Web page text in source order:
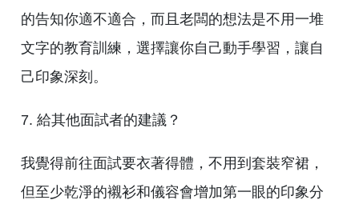
的告知你適不適合，而且老闆的想法是不用一堆
文字的教育訓練，選擇讓你自己動手學習，讓自
己印象深刻。
7. 給其他面試者的建議？
我覺得前往面試要衣著得體，不用到套裝窄裙，
但至少乾淨的襯衫和儀容會增加第一眼的印象分